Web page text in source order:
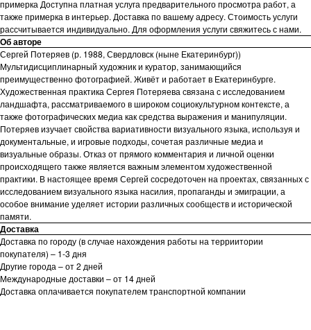
примерка Доступна платная услуга предварительного просмотра работ, а
также примерка в интерьер. Доставка по вашему адресу. Стоимость услуги
рассчитывается индивидуально. Для оформления услуги свяжитесь с нами.
Об авторе
Сергей Потеряев (р. 1988, Свердловск (ныне Екатеринбург))
Мультидисциплинарный художник и куратор, занимающийся
преимущественно фотографией. Живёт и работает в Екатеринбурге.
Художественная практика Сергея Потеряева связана с исследованием
ландшафта, рассматриваемого в широком социокультурном контексте, а
также фотографических медиа как средства выражения и манипуляции.
Потеряев изучает свойства вариативности визуального языка, используя и
документальные, и игровые подходы, сочетая различные медиа и
визуальные образы. Отказ от прямого комментария и личной оценки
происходящего также является важным элементом художественной
практики. В настоящее время Сергей сосредоточен на проектах, связанных с
исследованием визуального языка насилия, пропаганды и эмиграции, а
особое внимание уделяет истории различных сообществ и исторической
памяти.
Доставка
Доставка по городу (в случае нахождения работы на терриитории
покупателя) – 1-3 дня
Другие города – от 2 дней
Международные доставки – от 14 дней
Доставка оплачивается покупателем транспортной компании